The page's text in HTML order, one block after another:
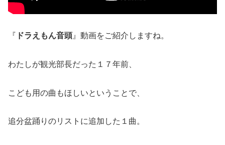
『 ドラえもん音頭 』動画をご紹介しますね。
わたしが観光部長だった１７年前、
こども用の曲もほしいということで、
追分盆踊りのリストに追加した１曲。